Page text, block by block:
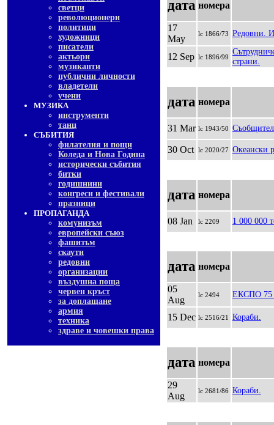
светци
революционери
политици
художници
писатели
актьори
музиканти
публични личности
владетели
учени
МУЗИКА
инструменти
танц
СЪБИТИЯ
филателия и пощи
Коледа и Нова Година
исторически събития
битки
годишнини
конгреси и фестивали
празници
ПРОПАГАНДА
комунизъм
европейски съюз
фашизъм
скаути
редовни
организации
въздушна поща
червен кръст
за доплащане
армия
техника
здраве и човешки права
дата номера
17
May
lc 1866/73 Редовни.
12 Sep lc 1896/99 страни.
дата номера
31 Mar lc 1943/50
30 Oct lc 2020/27 Океански
дата номера
08 Jan lc 2209 1 000 000
дата номера
05
Aug
lc 2494 ЕКСПО 75
15 Dec lc 2516/21 Кораби.
дата номера
29
Aug
lc 2681/86 Кораби.